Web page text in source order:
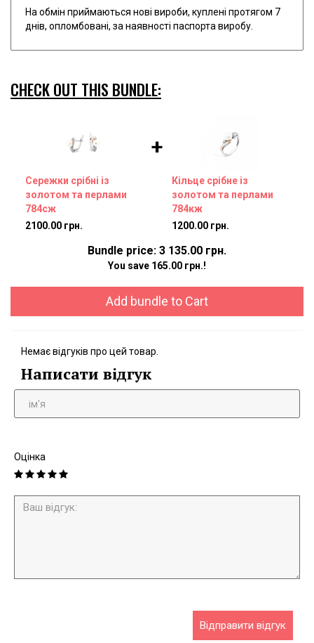
На обмін приймаються нові вироби, куплені протягом 7
днів, опломбовані, за наявності паспорта виробу.
CHECK OUT THIS BUNDLE:
Сережки срібні із
золотом та перлами
784сж
2100.00 грн.
+
Кільце срібне із
золотом та перлами
784кж
1200.00 грн.
Bundle price: 3 135.00 грн.
You save 165.00 грн.!
Add bundle to Cart
Немає відгуків про цей товар.
Написати відгук
Оцінка
Відправити відгук